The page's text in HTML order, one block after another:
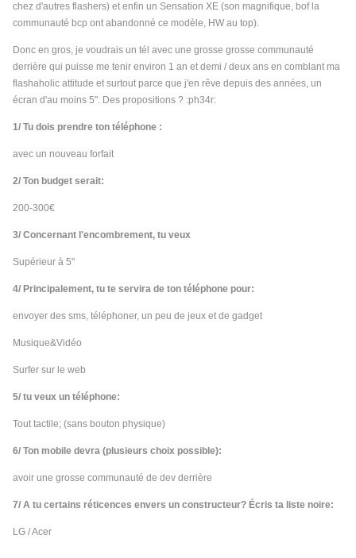
chez d'autres flashers) et enfin un Sensation XE (son magnifique, bof la
communauté bcp ont abandonné ce modèle, HW au top).
Donc en gros, je voudrais un tél avec une grosse grosse communauté
derrière qui puisse me tenir environ 1 an et demi / deux ans en comblant ma
flashaholic attitude et surtout parce que j'en rêve depuis des années, un
écran d'au moins 5". Des propositions ? :ph34r:
1/ Tu dois prendre ton téléphone :
avec un nouveau forfait
2/ Ton budget serait:
200-300€
3/ Concernant l'encombrement, tu veux
Supérieur à 5"
4/ Principalement, tu te servira de ton téléphone pour:
envoyer des sms, téléphoner, un peu de jeux et de gadget
Musique&Vidéo
Surfer sur le web
5/ tu veux un téléphone:
Tout tactile; (sans bouton physique)
6/ Ton mobile devra (plusieurs choix possible):
avoir une grosse communauté de dev derrière
7/ A tu certains réticences envers un constructeur? Écris ta liste noire:
LG / Acer